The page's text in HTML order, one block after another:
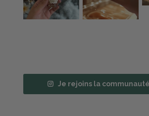
Je rejoins la communauté